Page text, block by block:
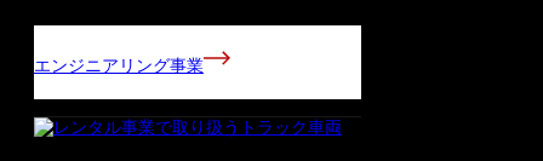
エンジニアリング事業